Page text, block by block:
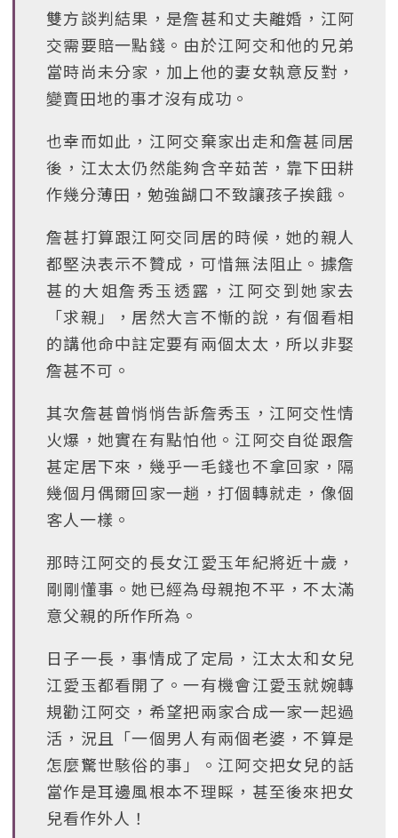
雙方談判結果，是詹甚和丈夫離婚，江阿
交需要賠一點錢。由於江阿交和他的兄弟
當時尚未分家，加上他的妻女執意反對，
變賣田地的事才沒有成功。
也幸而如此，江阿交棄家出走和詹甚同居
後，江太太仍然能夠含辛茹苦，靠下田耕
作幾分薄田，勉強餬口不致讓孩子挨餓。
詹甚打算跟江阿交同居的時候，她的親人
都堅決表示不贊成，可惜無法阻止。據詹
甚的大姐詹秀玉透露，江阿交到她家去
「求親」，居然大言不慚的說，有個看相
的講他命中註定要有兩個太太，所以非娶
詹甚不可。
其次詹甚曾悄悄告訴詹秀玉，江阿交性情
火爆，她實在有點怕他。江阿交自從跟詹
甚定居下來，幾乎一毛錢也不拿回家，隔
幾個月偶爾回家一趟，打個轉就走，像個
客人一樣。
那時江阿交的長女江愛玉年紀將近十歲，
剛剛懂事。她已經為母親抱不平，不太滿
意父親的所作所為。
日子一長，事情成了定局，江太太和女兒
江愛玉都看開了。一有機會江愛玉就婉轉
規勸江阿交，希望把兩家合成一家一起過
活，況且「一個男人有兩個老婆，不算是
怎麼驚世駭俗的事」。江阿交把女兒的話
當作是耳邊風根本不理睬，甚至後來把女
兒看作外人！